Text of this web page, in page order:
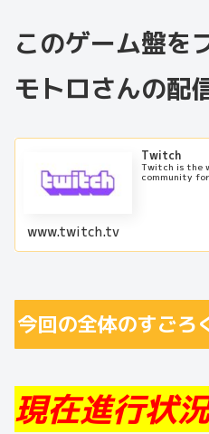
このゲーム盤を
モトロさんの配
Twitch
Twitch is the
community
www.twitch.tv
今回の全体のすごろ
現在進行状